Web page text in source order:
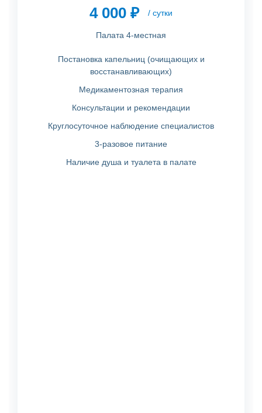
4 000 ₽ / сутки
Палата 4-местная
Постановка капельниц (очищающих и
восстанавливающих)
Медикаментозная терапия
Консультации и рекомендации
Круглосуточное наблюдение специалистов
3-разовое питание
Наличие душа и туалета в палате